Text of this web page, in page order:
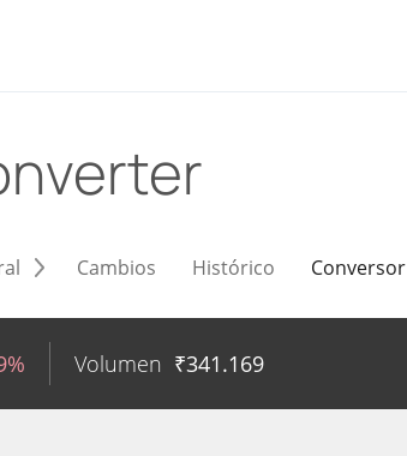
Cambios Histórico Conversor
Volumen ₹341.169